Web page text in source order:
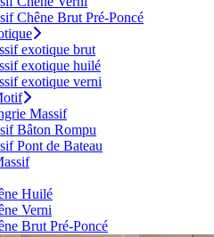
Chêne Brut Pré-Poncé
exotique brut
exotique huilé
exotique verni
Massif
Bâton Rompu
Pont de Bateau
Huilé
Verni
Brut Pré-Poncé